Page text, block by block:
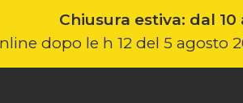
Chiusura estiva: dal 10
dopo le h 12 del 5 agosto